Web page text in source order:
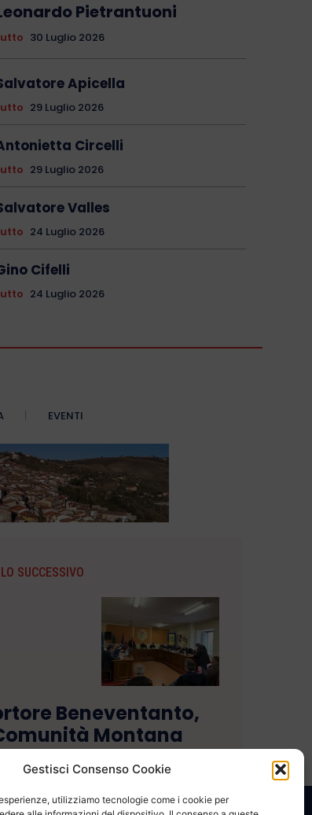
Gestisci Consenso Cookie
utilizziamo tecnologie come i cookie per
Pietrantuoni
30 Luglio 2026
Apicella
29 Luglio 2026
Circelli
29 Luglio 2026
Valles
24 Luglio 2026
Cifelli
24 Luglio 2026
EVENTI
SUCCESSIVO
Beneventanto,
Montana